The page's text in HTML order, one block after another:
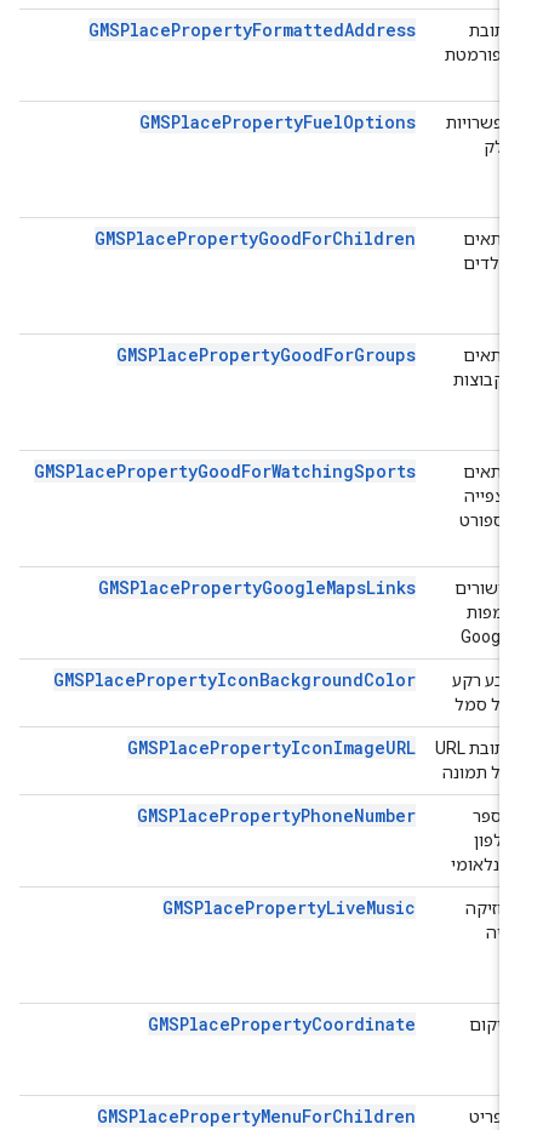
כתובת
מפורמטת
GMSPlacePropertyFormattedAddress
אפשרויות
GMSPlacePropertyFuelOptions
מתאים
לילדים
GMSPlacePropertyGoodForChildren
מתאים
לקבוצות
GMSPlacePropertyGoodForGroups
מתאים
לצפייה
בספורט
GMSPlacePropertyGoodForWatchingSports
קישורים
למפות
Google
GMSPlacePropertyGoogleMapsLinks
צבע רקע
של סמל
GMSPlacePropertyIconBackgroundColor
כתובת URL
של תמונה
GMSPlacePropertyIconImageURL
בינלאומי
GMSPlacePropertyPhoneNumber
מוזיקה
GMSPlacePropertyLiveMusic
מיקום GMSPlacePropertyCoordinate
תפריט
GMSPlacePropertyMenuForChildren